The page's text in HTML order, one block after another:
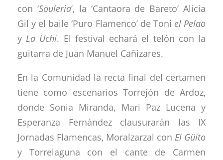
con ‘Souleria’, la ‘Cantaora de Bareto’ Alicia
Gil y el baile ‘Puro Flamenco’ de Toni el Pelao
y La Uchi. El festival echará el telón con la
guitarra de Juan Manuel Cañizares.
En la Comunidad la recta final del certamen
tiene como escenarios Torrejón de Ardoz,
donde Sonia Miranda, Mari Paz Lucena y
Esperanza Fernández clausurarán las IX
Jornadas Flamencas, Moralzarzal con El Güito
y Torrelaguna con el cante de Carmen